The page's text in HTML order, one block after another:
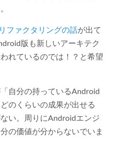
ファクタリングの話が出て
版も新しいアーキテク
れているのでは！？と希望
自分の持っているAndroid
のくらいの成果が出せる
い。周りにAndroidエンジ
の価値が分からないでいま